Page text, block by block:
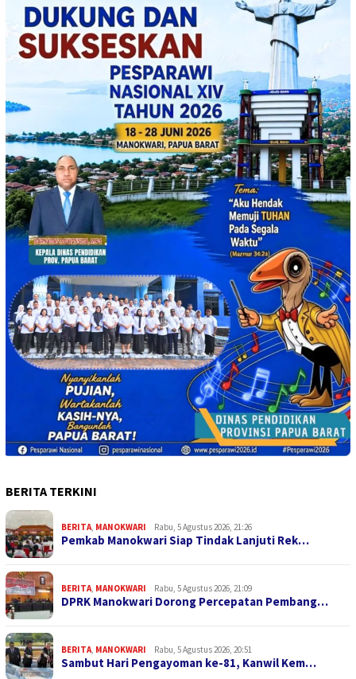
BERITA TERKINI
BERITA, MANOKWARI Rabu, 5 Agustus 2026, 21:26
Pemkab Manokwari Siap Tindak Lanjuti Rek…
BERITA, MANOKWARI Rabu, 5 Agustus 2026, 21:09
DPRK Manokwari Dorong Percepatan Pembang…
BERITA, MANOKWARI Rabu, 5 Agustus 2026, 20:51
Sambut Hari Pengayoman ke-81, Kanwil Kem…